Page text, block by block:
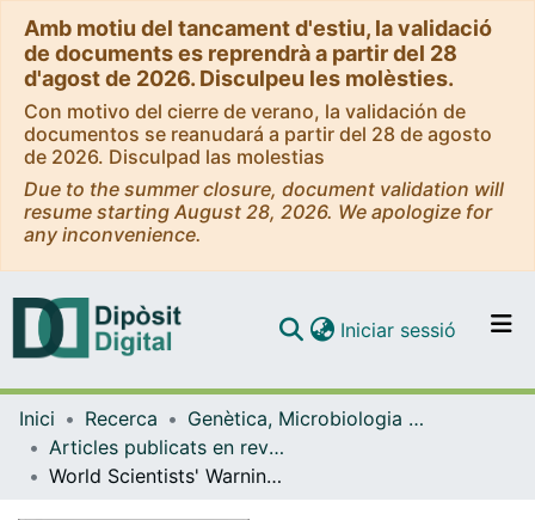
Amb motiu del tancament d'estiu, la validació
de documents es reprendrà a partir del 28
d'agost de 2026. Disculpeu les molèsties.
Con motivo del cierre de verano, la validación de
documentos se reanudará a partir del 28 de agosto
de 2026. Disculpad las molestias
Due to the summer closure, document validation will
resume starting August 28, 2026. We apologize for
any inconvenience.
Navega per tot el DD
Com publicar
Iniciar sessió (current)
Inici Recerca
Genètica, Microbiologia i Estadística
Articles publicats en revistes (Genètica, Microbiologia i Estadística)
World Scientists' Warning of a Climate Emergency